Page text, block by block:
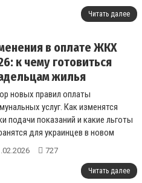
Читать далее
в оплате ЖКХ
к чему готовиться
жилья
новых правил оплаты
услуг. Как изменятся
подачи показаний и какие льготы
для украинцев в новом
727
Читать далее